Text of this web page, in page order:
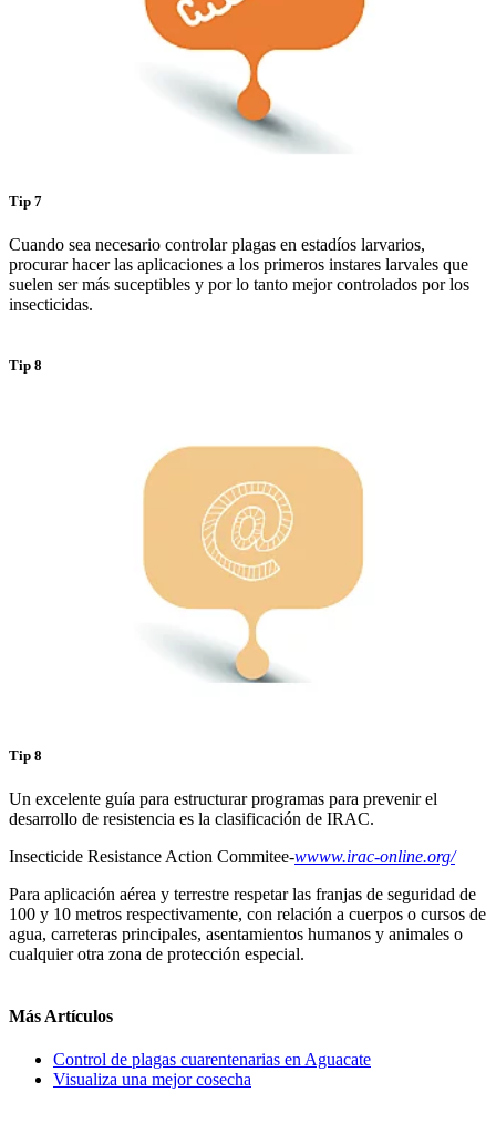
Tip 7
Cuando sea necesario controlar plagas en estadíos larvarios,
procurar hacer las aplicaciones a los primeros instares larvales que
suelen ser más suceptibles y por lo tanto mejor controlados por los
insecticidas.
Tip 8
Tip 8
Un excelente guía para estructurar programas para prevenir el
desarrollo de resistencia es la clasificación de IRAC.
Insecticide Resistance Action Commitee-wwww.irac-online.org/
Para aplicación aérea y terrestre respetar las franjas de seguridad de
100 y 10 metros respectivamente, con relación a cuerpos o cursos de
agua, carreteras principales, asentamientos humanos y animales o
cualquier otra zona de protección especial.
Más Artículos
Control de plagas cuarentenarias en Aguacate
Visualiza una mejor cosecha